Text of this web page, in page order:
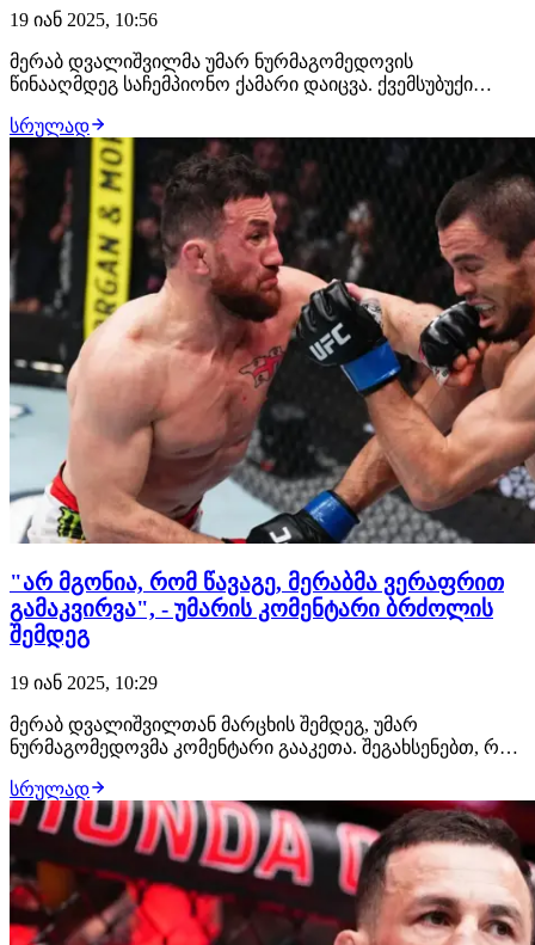
19 იან 2025, 10:56
მერაბ დვალიშვილმა უმარ ნურმაგომედოვის
წინააღმდეგ საჩემპიონო ქამარი დაიცვა. ქვემსუბუქი
თანამემამულე, ილია თოფურია:"მერაბ, ჩემო ძმაო,
საოცარი მებრძოლი ხარ! ვამაყობთ შენით! ასე ხდება,
როდესაც დაღესტნური ჭიდაობა ქართულ ჭიდაობას
ხვდება", -…
სრულად
"არ მგონია, რომ წავაგე, მერაბმა ვერაფრით
გამაკვირვა", - უმარის კომენტარი ბრძოლის
შემდეგ
19 იან 2025, 10:29
მერაბ დვალიშვილთან მარცხის შემდეგ, უმარ
ნურმაგომედოვმა კომენტარი გააკეთა. შეგახსენებთ, რომ
გადაწყვეტილებით წააგო:"არ მგონია, რომ დავმარცხდი.
ვფიქრობ, სამ რაუნდში გავიმარჯვე, უკანასკნელი ორი
რაუნდი კი თანაბარი იყო. პირველი რაუნდის შემდეგ…
სრულად